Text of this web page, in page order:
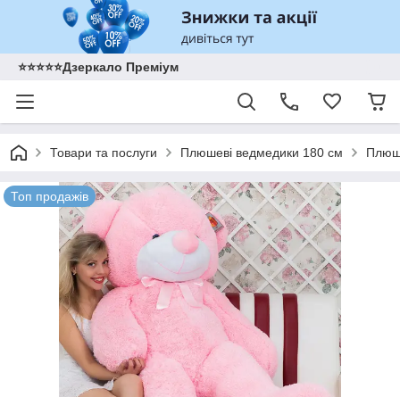
⭐️⭐️⭐️⭐️⭐️Дзеркало Преміум
Товари та послуги Плюшеві ведмедики 180 см
Топ продажів